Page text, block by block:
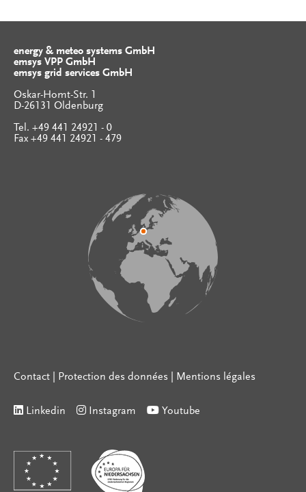
energy & meteo systems GmbH
emsys VPP GmbH
emsys grid services GmbH
Oskar-Homt-Str. 1
D-26131 Oldenburg
Tel. +49 441 24921 - 0
Fax +49 441 24921 - 479
Contact Protection des données Mentions légales
Linkedin Instagram Youtube